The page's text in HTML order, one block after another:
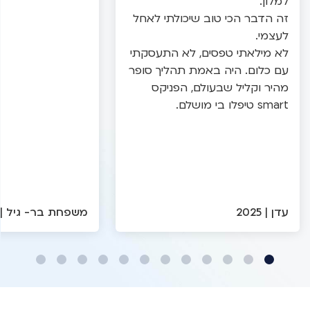
זה הדבר הכי טוב שיכולתי לאחל
לעצמי.
לא מילאתי טפסים, לא התעסקתי
עם כלום. היה באמת תהליך סופר
מהיר וקליל שבעולם, הפניקס
smart טיפלו בי מושלם.
עדן | 2025 משפחת בר- גיל |